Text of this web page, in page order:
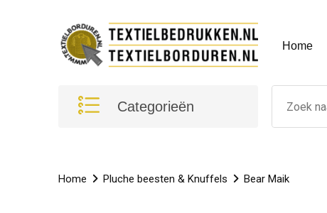
Home
Categorieën
Home Pluche beesten & Knuffels Bear Maik